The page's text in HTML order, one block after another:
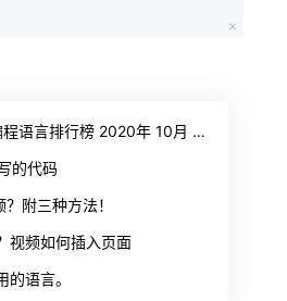
言排行榜 2020年 10月 TOP10
的代码
附三种方法！
视频如何插入页面
的语言。